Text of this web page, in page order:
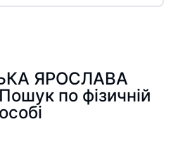
ЯРОСЛАВА
по фізичній
особі